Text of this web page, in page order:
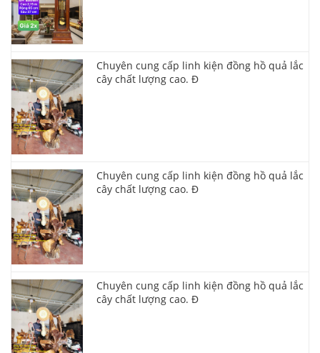
Chuyên cung cấp linh kiện đồng hồ quả lắc
cây chất lượng cao. Đ
Chuyên cung cấp linh kiện đồng hồ quả lắc
cây chất lượng cao. Đ
Chuyên cung cấp linh kiện đồng hồ quả lắc
cây chất lượng cao. Đ